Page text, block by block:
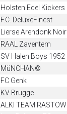
Holsten Edel Kickers
F.C. DeluxeFinest
Lierse Arendonk Noir
RAAL Zaventem
SV Halen Boys 1952
MüNCHAN©
FC Genk
KV Brugge
ALKI TEAM RASTOW